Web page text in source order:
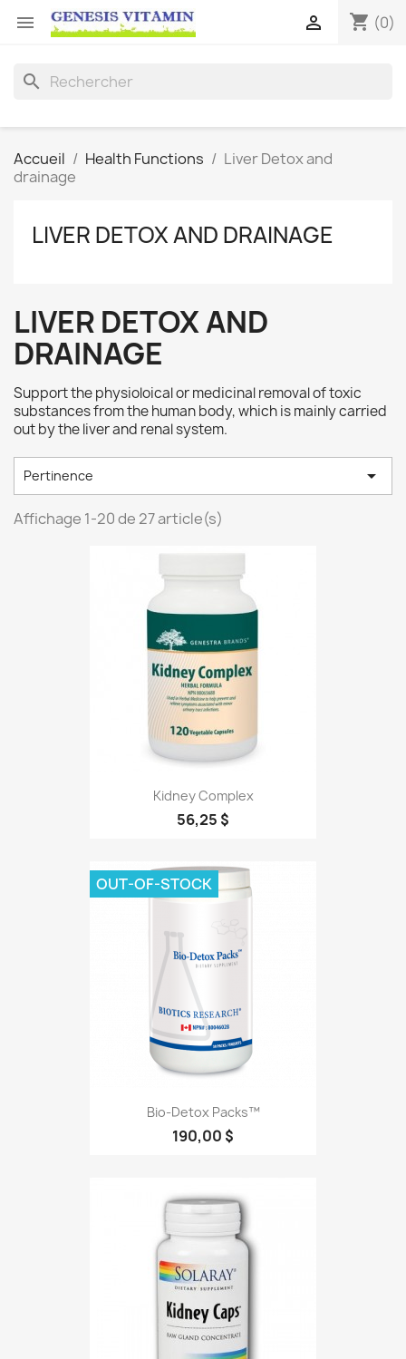
 shopping_cart (0)

search
Accueil Health Functions
Liver Detox and
drainage
LIVER DETOX AND DRAINAGE
LIVER DETOX AND
DRAINAGE
Support the physioloical or medicinal removal of toxic
substances from the human body, which is mainly carried
out by the liver and renal system.
Pertinence 
Affichage 1-20 de 27 article(s)
Kidney Complex
56,25 $
Bio-Detox Packs™
190,00 $
OUT-OF-STOCK